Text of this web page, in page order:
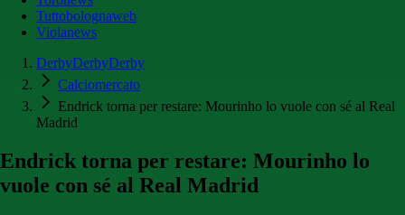
Tuttobolognaweb
Violanews
DerbyDerbyDerby
Calciomercato
Endrick torna per restare: Mourinho lo vuole con sé al Real
Madrid
Endrick torna per restare: Mourinho lo
vuole con sé al Real Madrid